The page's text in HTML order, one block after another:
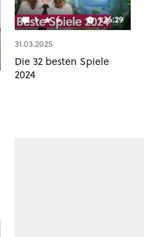
1 6 1:36:29
31.03.2025
Die 32 besten Spiele
2024